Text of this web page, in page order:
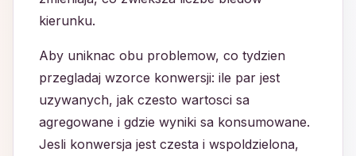
kierunku.
Aby uniknac obu problemow, co tydzien
przegladaj wzorce konwersji: ile par jest
uzywanych, jak czesto wartosci sa
agregowane i gdzie wyniki sa konsumowane.
Jesli konwersja jest czesta i wspoldzielona,